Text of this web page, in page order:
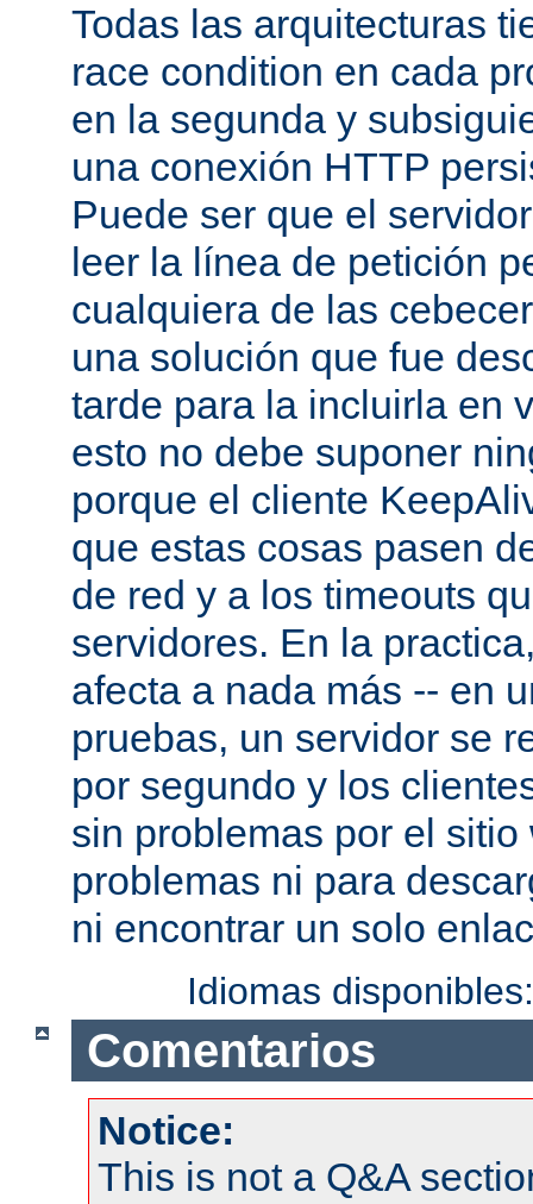
Todas las arquitecturas
race condition en cada
en la segunda y
una conexión HTTP
Puede ser que el
leer la línea de petición
cualquiera de las
una solución que fue
tarde para la incluirla en
esto no debe suponer
porque el cliente
que estas cosas pasen
de red y a los timeouts
servidores. En la
afecta a nada más -- en
pruebas, un servidor se
por segundo y los
sin problemas por el
problemas ni para
ni encontrar un solo
Idiomas
Comentarios
Notice:
This is not a Q&A